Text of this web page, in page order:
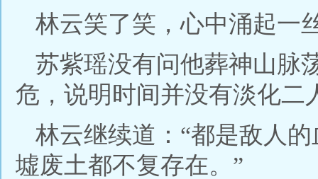
林云笑了笑，心中涌起一
苏紫瑶没有问他葬神山脉
危，说明时间并没有淡化二
林云继续道：“都是敌人
墟废土都不复存在。”